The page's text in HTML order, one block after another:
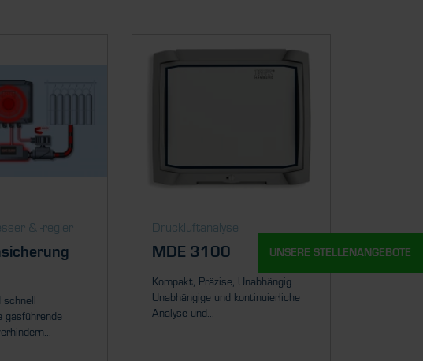
& ­-regler
gasführende
Druckluftanalyse
MDE 3100
Kompakt, Präzise, Unabhängig
Unabhängige und kontinuierliche
Analyse und...
UNSERE STELLENANGEBOTE